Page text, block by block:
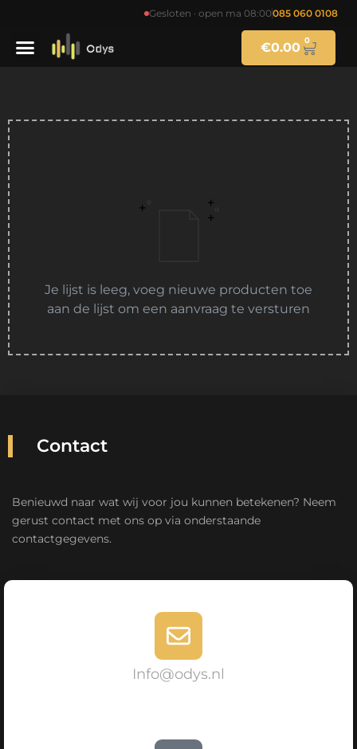
Gesloten · open ma 08:00085 060 0108
€0.00 0
Je lijst is leeg, voeg nieuwe producten toe
aan de lijst om een aanvraag te versturen
Contact
Benieuwd naar wat wij voor jou kunnen betekenen? Neem
gerust contact met ons op via onderstaande
contactgegevens.
Info@odys.nl